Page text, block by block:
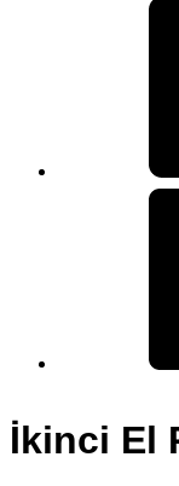
İkinci El